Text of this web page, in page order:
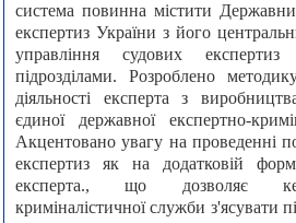
система повинна містити
експертиз України з його
управління судових
підрозділами. Розроблено
діяльності експерта з
єдиної державної експертно-
Акцентовано увагу на проведенні
експертиз як на додатковій
експерта., що дозволяє
криміналістичної служби з'ясувати